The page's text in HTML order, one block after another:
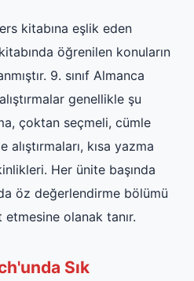
kitabına eşlik eden
öğrenilen konuların
9. sınıf Almanca
genellikle şu
çoktan seçmeli, cümle
kısa yazma
Her ünite başında
öz değerlendirme bölümü
olanak tanır.
Sık